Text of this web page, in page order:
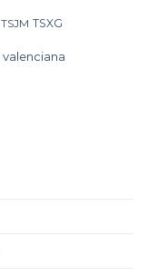
TSJM TSXG
valenciana